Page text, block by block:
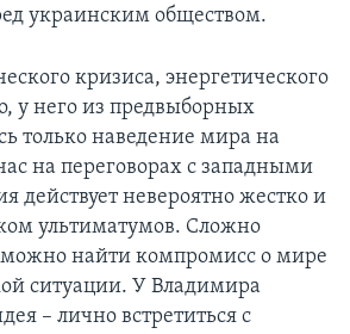
украинским обществом.
кризиса, энергетического
у него из предвыборных
только наведение мира на
на переговорах с западными
действует невероятно жестко и
ультиматумов. Сложно
можно найти компромисс о мире
ситуации. У Владимира
– лично встретиться с